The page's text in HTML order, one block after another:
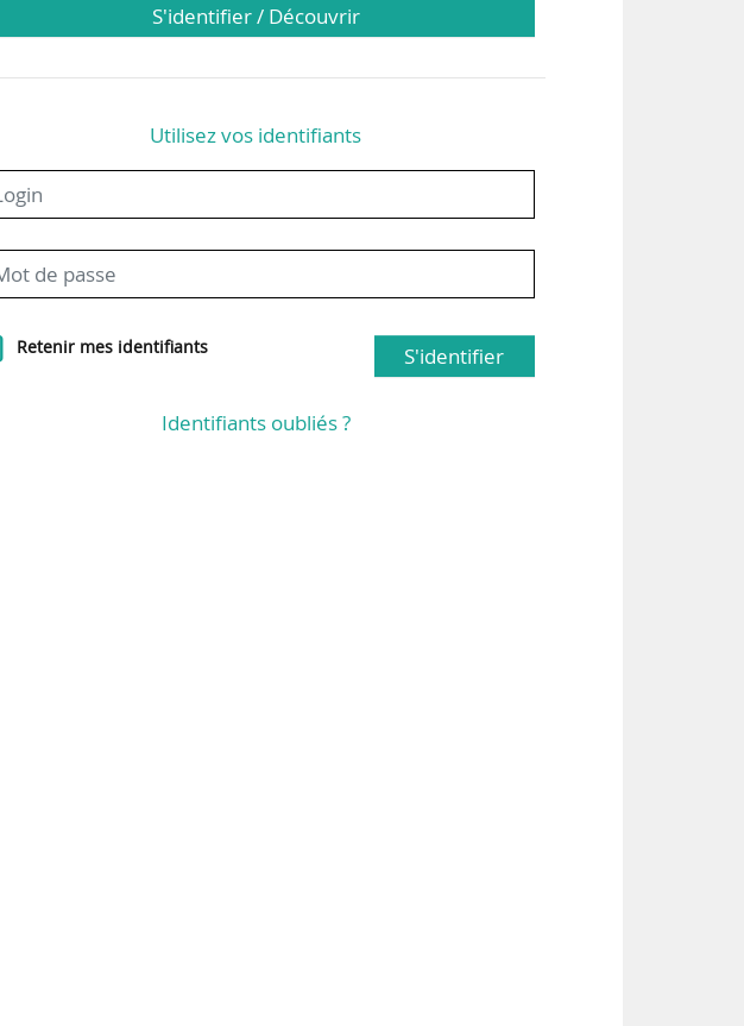
S'identifier / Découvrir
Utilisez vos identifiants
Retenir mes identifiants S'identifier
Identifiants oubliés ?